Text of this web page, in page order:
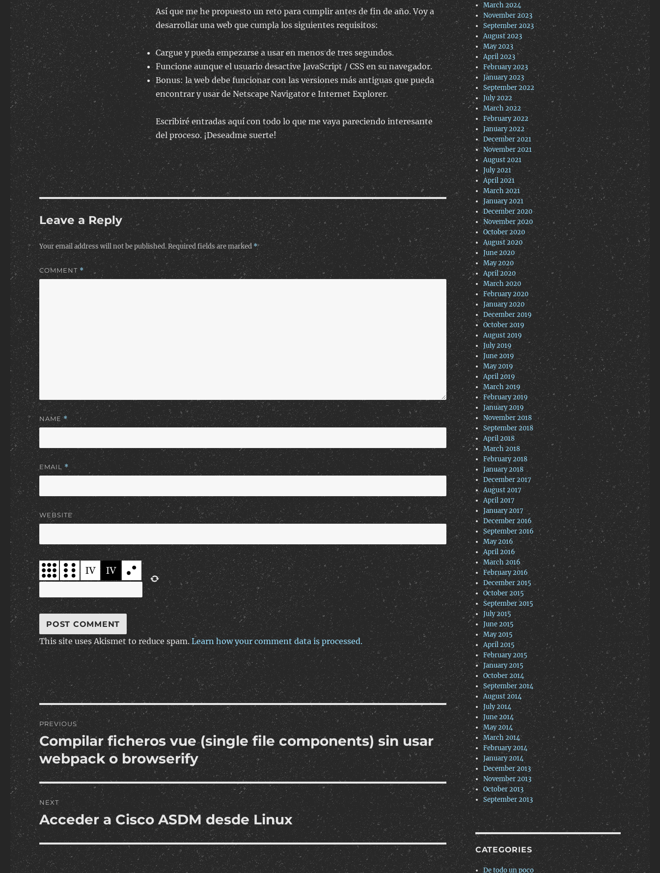
Así que me he propuesto un reto para cumplir antes de fin de año. Voy a
desarrollar una web que cumpla los siguientes requisitos:
Cargue y pueda empezarse a usar en menos de tres segundos.
Funcione aunque el usuario desactive JavaScript / CSS en su navegador.
Bonus: la web debe funcionar con las versiones más antiguas que pueda
encontrar y usar de Netscape Navigator e Internet Explorer.
Escribiré entradas aquí con todo lo que me vaya pareciendo interesante
del proceso. ¡Deseadme suerte!
Leave a Reply
Your email address will not be published.Required fields are marked *
COMMENT *
NAME*
EMAIL*
WEBSITE
This site uses Akismet to reduce spam.Learn how your comment data is processed.
Post
navigation
PREVIOUS
Previous
post:
Compilar ficheros vue (single file components) sin usar
webpack o browserify
NEXT
Next
Acceder a Cisco ASDM desde Linux
March 2024
November 2023
September 2023
August 2023
May 2023
April 2023
February 2023
January 2023
September 2022
July 2022
March 2022
February 2022
January 2022
December 2021
November 2021
August 2021
July 2021
April 2021
March 2021
January 2021
December 2020
November 2020
October 2020
August 2020
June 2020
May 2020
April 2020
March 2020
February 2020
January 2020
December 2019
October 2019
August 2019
July 2019
June 2019
May 2019
April 2019
March 2019
February 2019
January 2019
November 2018
September 2018
April 2018
March 2018
February 2018
January 2018
December 2017
August 2017
April 2017
January 2017
December 2016
September 2016
May 2016
April 2016
March 2016
February 2016
December 2015
October 2015
September 2015
July 2015
June 2015
May 2015
April 2015
February 2015
January 2015
October 2014
September 2014
August 2014
July 2014
June 2014
May 2014
March 2014
February 2014
January 2014
December 2013
November 2013
October 2013
September 2013
CATEGORIES
De todo un poco